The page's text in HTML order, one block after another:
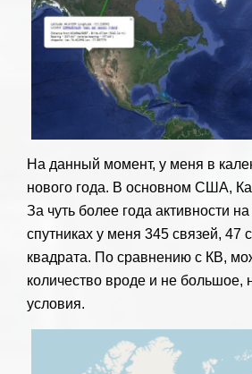
На данный момент, у меня в
нового года. В основном США,
За чуть более года активности
спутниках у меня 345 связей, 47
квадрата. По сравнению с КВ,
количество вроде и не большое,
условия.